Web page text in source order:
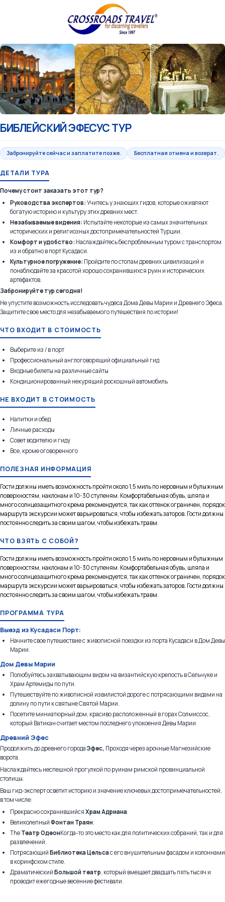
БИБЛЕЙСКИЙ ЭФЕСУС ТУР
Забронируйте сейчас и заплатите позже. Бесплатная отмена и возврат.
ДЕТАЛИ ТУРА
Почему стоит заказать этот тур?
Руководства экспертов:Учитесь у знающих гидов, которые оживляют
богатую историю и культуру этих древних мест.
Незабываемые видения: Испытайте некоторые из самых значительных
исторических и религиозных достопримечательностей Турции.
Комфорт и удобство: Наслаждайтесь беспроблемным туром с транспортом
из и обратно в порт Кусадаси.
Культурное погружение: Пройдите по стопам древних цивилизаций и
понаблюдайте за красотой хорошо сохранившихся руин и исторических
артефактов.
Забронируйте тур сегодня!
Не упустите возможность исследовать чудеса Дома Девы Марии и Древнего Эфеса.
Защитите свое место для незабываемого путешествия по истории!
ЧТО ВХОДИТ В СТОИМОСТЬ
Выберите из / в порт
Профессиональный англоговорящий официальный гид
Входные билеты на различные сайты
Кондиционированный некурящий роскошный автомобиль
НЕ ВХОДИТ В СТОИМОСТЬ
Напитки и обед
Личные расходы
Совет водителю и гиду
Все, кроме оговоренного
ПОЛЕЗНАЯ ИНФОРМАЦИЯ
Гости должны иметь возможность пройти около 1,5 миль по неровным и булыжным
поверхностям, наклонам и 10-30 ступеням. Комфортабельная обувь, шляпа и
много солнцезащитного крема рекомендуется, так как оттенок ограничен, порядок
маршрута экскурсии может варьироваться, чтобы избежать заторов. Гости должны
постоянно следить за своим шагом, чтобы избежать травм.
ЧТО ВЗЯТЬ С СОБОЙ?
Гости должны иметь возможность пройти около 1,5 миль по неровным и булыжным
поверхностям, наклонам и 10-30 ступеням. Комфортабельная обувь, шляпа и
много солнцезащитного крема рекомендуется, так как оттенок ограничен, порядок
маршрута экскурсии может варьироваться, чтобы избежать заторов. Гости должны
постоянно следить за своим шагом, чтобы избежать травм.
ПРОГРАММА ТУРА
Выезд из Кусадаси Порт:
Начните свое путешествие с живописной поездки из порта Кусадаси в Дом Девы
Марии.
Дом Девы Марии
Полюбуйтесь захватывающим видом на византийскую крепость в Сельчуке и
Храм Артемиды по пути.
Путешествуйте по живописной извилистой дороге с потрясающими видами на
долину по пути к святыне Святой Марии.
Посетите миниатюрный дом, красиво расположенный в горах Солмиссос,
который Ватикан считает местом последнего упокоения Девы Марии.
Древний Эфес
Продолжить до древнего города Эфес, Проходя через арочные Магнезийские
ворота.
Наслаждайтесь неспешной прогулкой по руинам римской провинциальной
столицы.
Ваш гид-эксперт осветит историю и значение ключевых достопримечательностей,
в том числе:
Прекрасно сохранившийся Храм Адриана.
Великолепный Фонтан Траян.
The Театр ОдеонКогда-то это место как для политических собраний, так и для
развлечений.
Потрясающий Библиотека Цельсас его внушительным фасадом и колоннами
в коринфском стиле.
Драматический Большой театр, который вмещает двадцать пять тысяч и
проводит ежегодные весенние фестивали.